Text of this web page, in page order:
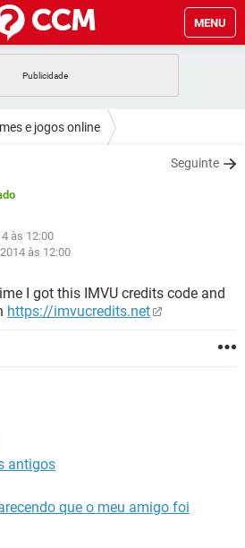
MENU
FACEBOOK
WHATSAPP
EXCEL
GMAIL
EXCEL
WHATSAPP
FACEBOOK
e jogos online
Seguinte
às 12:00
às 12:00
I got this IMVU credits code and
https://imvucredits.net
antigos
que o meu amigo foi